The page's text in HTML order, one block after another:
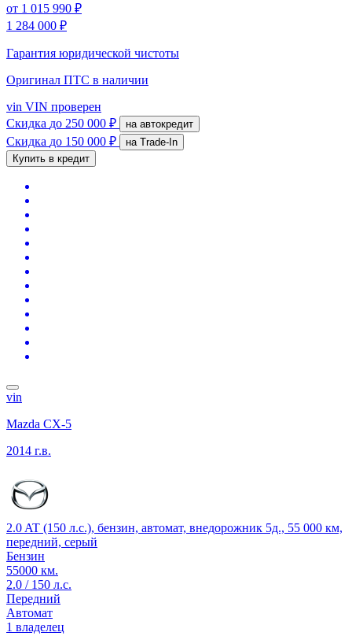
от 1 015 990 ₽
1 284 000 ₽
Гарантия юридической чистоты
Оригинал ПТС в наличии
vin VIN проверен
Скидка до 250 000 ₽ на автокредит
Скидка до 150 000 ₽
на Trade-In
Купить в кредит
vin
Mazda CX-5
2014 г.в.
2.0 AT (150 л.с.), бензин, автомат, внедорожник 5д., 55 000 км,
передний, серый
Бензин
55000 км.
2.0 / 150 л.с.
Передний
Автомат
1 владелец